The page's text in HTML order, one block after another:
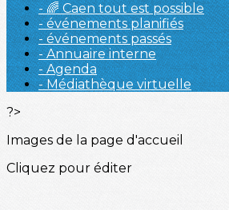
- 🌈 Caen tout est possible
- événements planifiés
- événements passés
- Annuaire interne
- Agenda
- Médiathèque virtuelle
?>
Images de la page d'accueil
Cliquez pour éditer